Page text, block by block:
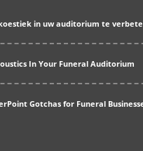
in uw auditorium te
In Your Funeral Auditorium
Gotchas for Funeral